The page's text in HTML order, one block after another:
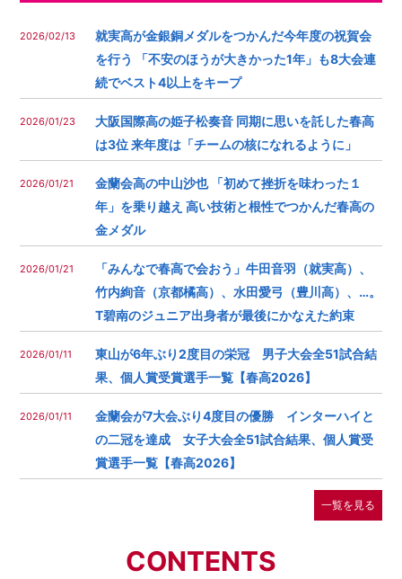
2026/02/13
就実高が金銀銅メダルをつかんだ今年度の祝賀会
を行う 「不安のほうが大きかった1年」も8大会連
続でベスト4以上をキープ
2026/01/23
大阪国際高の姫子松奏音 同期に思いを託した春高
は3位 来年度は「チームの核になれるように」
2026/01/21
金蘭会高の中山沙也 「初めて挫折を味わった１
年」を乗り越え 高い技術と根性でつかんだ春高の
金メダル
2026/01/21
「みんなで春高で会おう」牛田音羽（就実高）、
竹内絢音（京都橘高）、水田愛弓（豊川高）、…。
T碧南のジュニア出身者が最後にかなえた約束
2026/01/11
東山が6年ぶり2度目の栄冠 男子大会全51試合結
果、個人賞受賞選手一覧【春高2026】
2026/01/11
金蘭会が7大会ぶり4度目の優勝 インターハイと
の二冠を達成 女子大会全51試合結果、個人賞受
賞選手一覧【春高2026】
一覧を見る
CONTENTS